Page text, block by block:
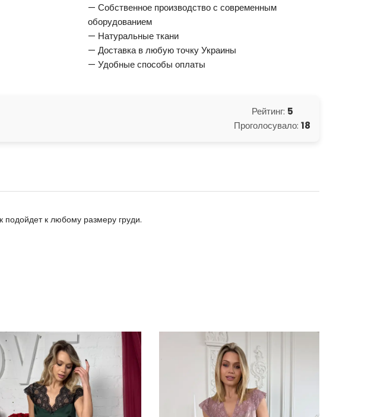
— Собственное производство с современным
оборудованием
— Натуральные ткани
— Доставка в любую точку Украины
— Удобные способы оплаты
Рейтинг: 5
Проголосувало: 18
подойдет к любому размеру груди.